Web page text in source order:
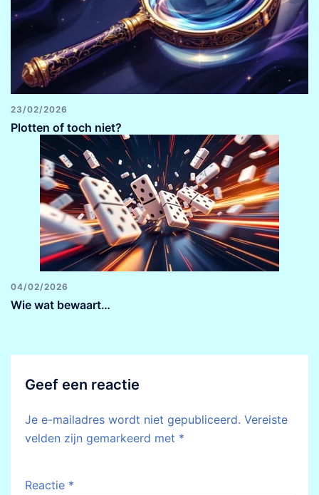
23/02/2026
Plotten of toch niet?
04/02/2026
Wie wat bewaart…
Geef een reactie
Je e-mailadres wordt niet gepubliceerd. Vereiste
velden zijn gemarkeerd met *
Reactie *